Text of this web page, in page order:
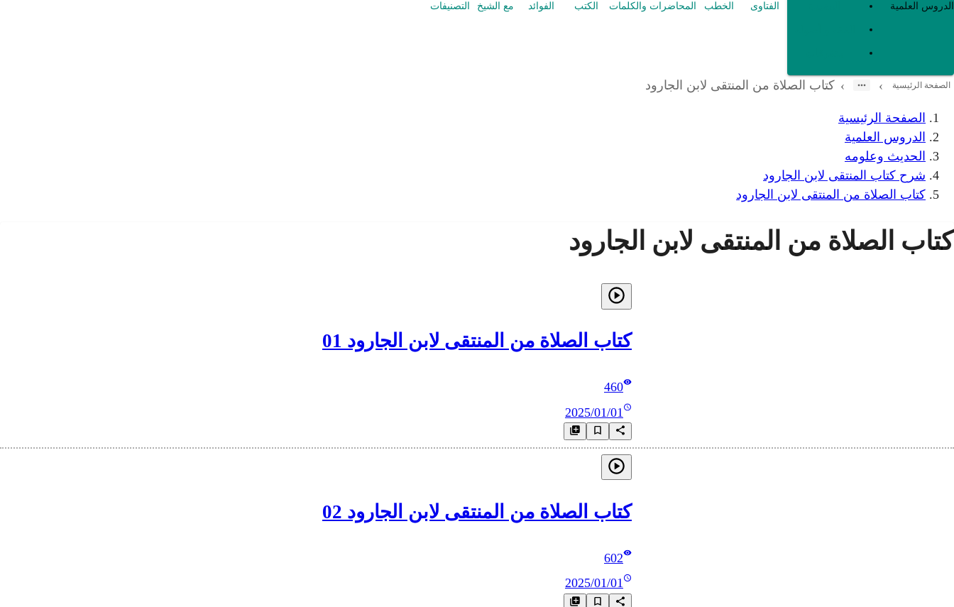
الدروس العلمية الفتاوى الخطب المحاضرات والكلمات الكتب الفوائد مع الشيخ التصنيفات
الصفحة الرئيسية ›
› كتاب الصلاة من المنتقى لابن الجارود
الصفحة الرئيسية
الدروس العلمية
الحديث وعلومه
شرح كتاب المنتقى لابن الجارود
كتاب الصلاة من المنتقى لابن الجارود
كتاب الصلاة من المنتقى لابن الجارود
كتاب الصلاة من المنتقى لابن الجارود 01
460
2025/01/01
كتاب الصلاة من المنتقى لابن الجارود 02
602
2025/01/01